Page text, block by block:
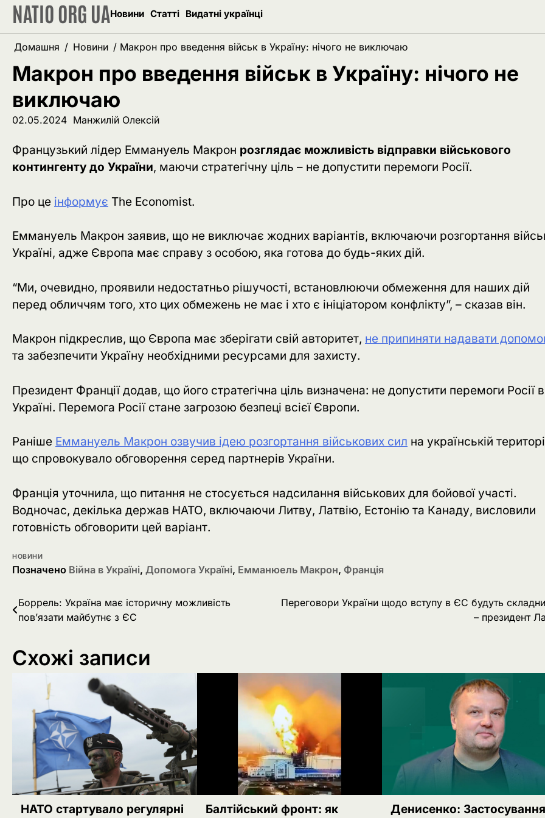
Перейти
вмісту
NATIO ORG UAНовини Статті Видатні українці
Домашня Новини Макрон про введення військ в Україну: нічого не виключаю
Макрон про введення військ в Україну: нічого не
виключаю
02.05.2024 Манжилій Олексій
Французький лідер Еммануель Макрон розглядає можливість відправки військового
контингенту до України, маючи стратегічну ціль – не допустити перемоги Росії.
Про це інформує The Economist.
Еммануель Макрон заявив, що не виключає жодних варіантів, включаючи розгортання
Україні, адже Європа має справу з особою, яка готова до будь-яких дій.
“Ми, очевидно, проявили недостатньо рішучості, встановлюючи обмеження для наших дій
перед обличчям того, хто цих обмежень не має і хто є ініціатором конфлікту”, – сказав він.
Макрон підкреслив, що Європа має зберігати свій авторитет, не припиняти надавати
та забезпечити Україну необхідними ресурсами для захисту.
Президент Франції додав, що його стратегічна ціль визначена: не допустити перемоги Росії в
Україні. Перемога Росії стане загрозою безпеці всієї Європи.
Раніше Еммануель Макрон озвучив ідею розгортання військових сил на українській
що спровокувало обговорення серед партнерів України.
Франція уточнила, що питання не стосується надсилання військових для бойової участі.
Водночас, декілька держав НАТО, включаючи Литву, Латвію, Естонію та Канаду, висловили
готовність обговорити цей варіант.
НОВИНИ
Позначено Війна в Україні, Допомога Україні, Емманюель Макрон, Франція
Навігація
записів
Боррель: Україна має історичну можливість
пов’язати майбутнє з ЄС
Переговори України щодо вступу в ЄС будуть
– президент
Схожі записи
НАТО стартувало регулярні Балтійський фронт: як Денисенко: Застосування